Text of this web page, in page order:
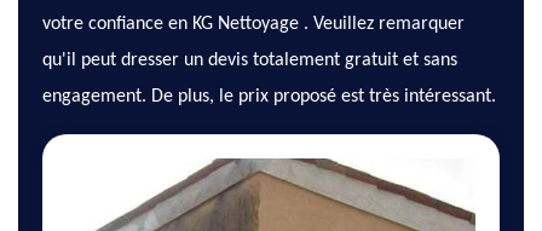
votre confiance en KG Nettoyage . Veuillez remarquer
qu'il peut dresser un devis totalement gratuit et sans
engagement. De plus, le prix proposé est très intéressant.